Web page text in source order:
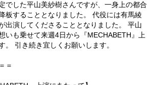
でした平山美紗樹さんですが、一身上の都合
板することとなりました。 代役には有馬綾
出演してくださることとなりました。 平山
いも乗せて来週4日から『MECHABETH』上
。 引き続き宜しくお願いします。
＝